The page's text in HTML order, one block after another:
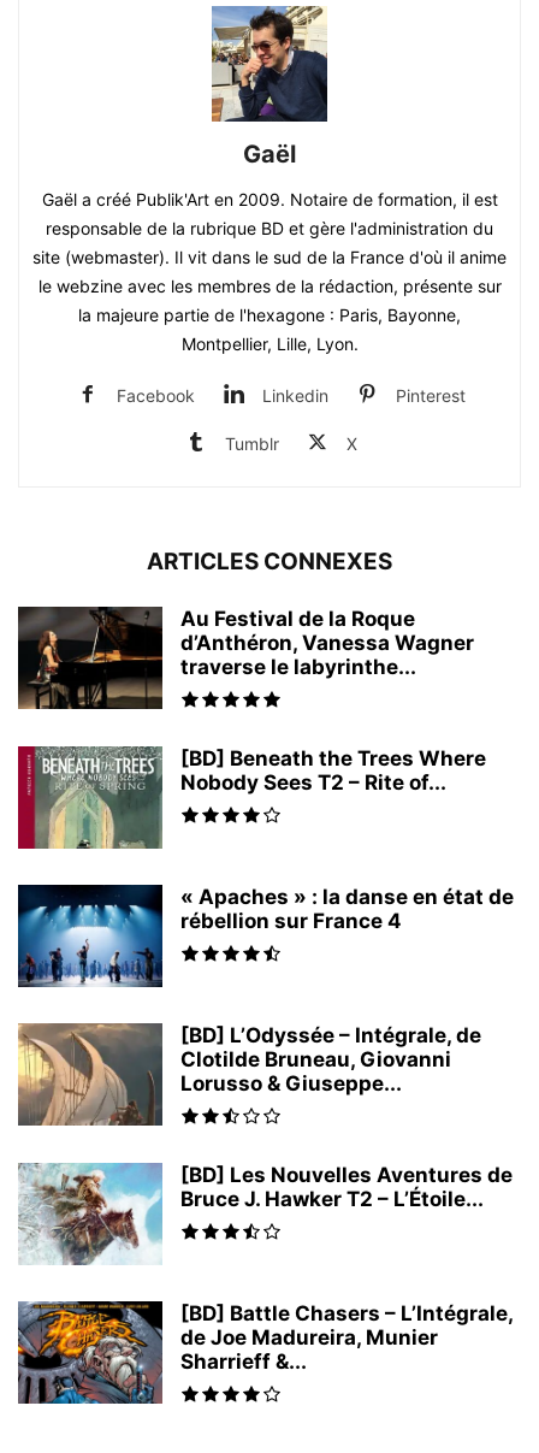
Gaël
Gaël a créé Publik'Art en 2009. Notaire de formation, il est
responsable de la rubrique BD et gère l'administration du
site (webmaster). Il vit dans le sud de la France d'où il anime
le webzine avec les membres de la rédaction, présente sur
la majeure partie de l'hexagone : Paris, Bayonne,
Montpellier, Lille, Lyon.
Facebook Linkedin Pinterest
Tumblr X
ARTICLES CONNEXES
Au Festival de la Roque
d’Anthéron, Vanessa Wagner
traverse le labyrinthe...
[BD] Beneath the Trees Where
Nobody Sees T2 – Rite of...
« Apaches » : la danse en état de
rébellion sur France 4
[BD] L’Odyssée – Intégrale, de
Clotilde Bruneau, Giovanni
Lorusso & Giuseppe...
[BD] Les Nouvelles Aventures de
Bruce J. Hawker T2 – L’Étoile...
[BD] Battle Chasers – L’Intégrale,
de Joe Madureira, Munier
Sharrieff &...